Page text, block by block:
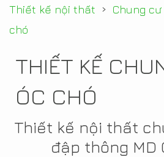
Thiết kế nội thất › Chung cư
chó
THIẾT KẾ
ÓC CHÓ
Thiết kế nội thất
đập thông MD